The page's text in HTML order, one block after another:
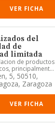
VER FICHA
del
de
limitada
de productos
principalmente
5, 50510,
Zaragoza
VER FICHA